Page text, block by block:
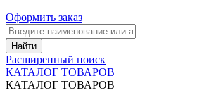
Оформить заказ
Расширенный поиск
КАТАЛОГ ТОВАРОВ
КАТАЛОГ ТОВАРОВ